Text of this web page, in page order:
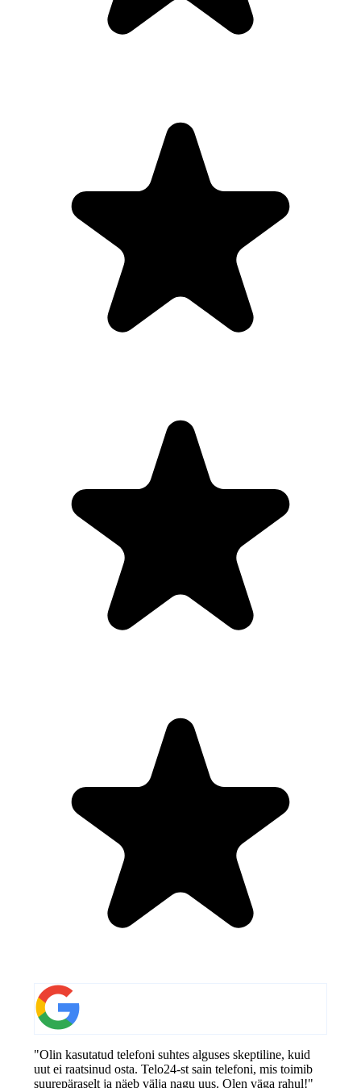
"Olin kasutatud telefoni suhtes alguses skeptiline, kuid
uut ei raatsinud osta. Telo24-st sain telefoni, mis toimib
suurepäraselt ja näeb välja nagu uus. Olen väga rahul!"